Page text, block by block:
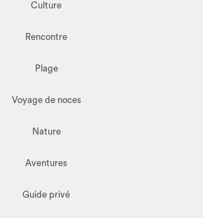
Culture
Rencontre
Plage
Voyage de noces
Nature
Aventures
Guide privé